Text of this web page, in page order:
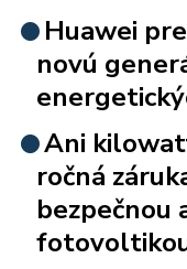
Huawei
novú
Ani
ročná
bezpečnou